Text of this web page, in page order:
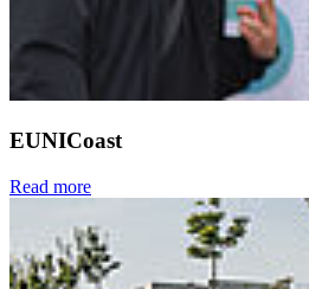
EUNICoast
Read more
Go to slide 1
Go to slide 2